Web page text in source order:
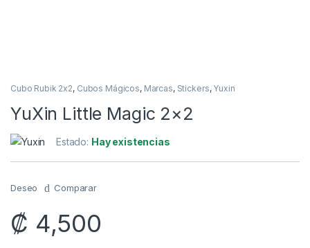
Cubo Rubik 2x2, Cubos Mágicos, Marcas, Stickers, Yuxin
YuXin Little Magic 2×2
Estado: Hay existencias
Deseo Comparar
₡ 4,500